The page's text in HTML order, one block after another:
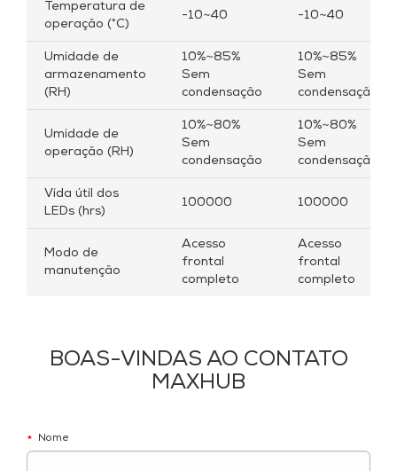
Temperatura de
operação (°C)
-10~40 -10~40
Umidade de
armazenamento
(RH)
10%~85%
Sem
condensação
10%~85%
Sem
condensação
Umidade de
operação (RH)
10%~80%
Sem
condensação
10%~80%
Sem
condensação
Vida útil dos
LEDs (hrs)
100000 100000
Modo de
manutenção
Acesso
frontal
completo
Acesso
frontal
completo
BOAS-VINDAS AO CONTATO
MAXHUB
* Nome